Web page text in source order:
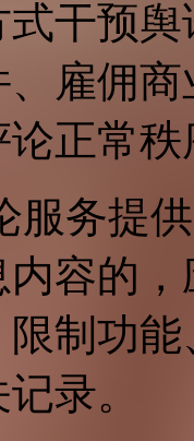
干预
、雇佣
正常
服务提
容的
制功
录。